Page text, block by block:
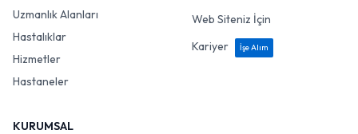
Uzmanlık Alanları
Hastalıklar
Hizmetler
Hastaneler
Web Siteniz İçin
Kariyer
İşe Alım
KURUMSAL